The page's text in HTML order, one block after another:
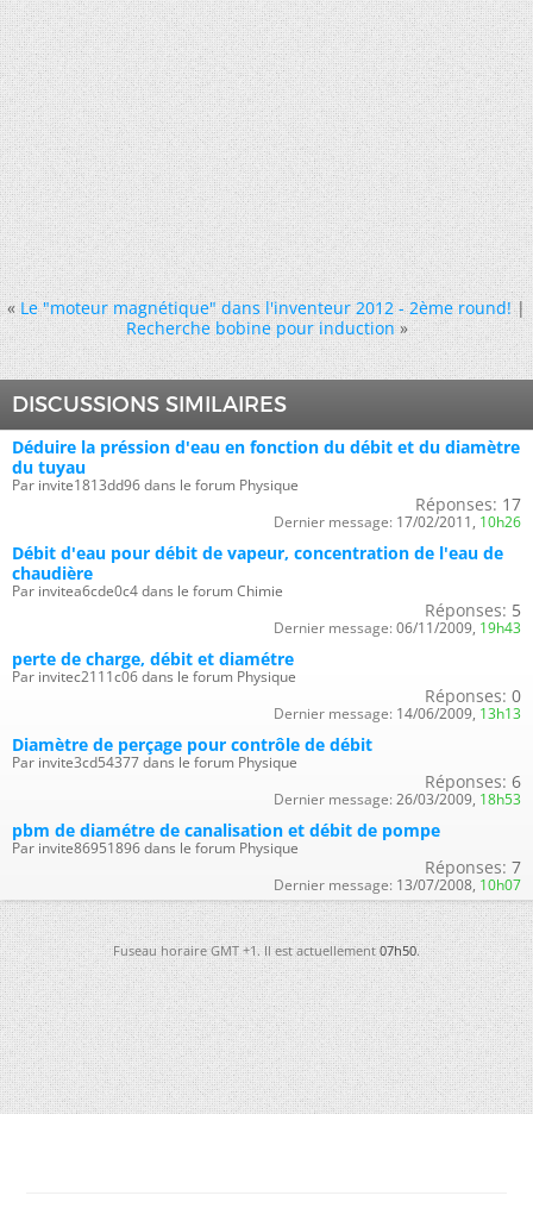
« Le "moteur magnétique" dans l'inventeur 2012 - 2ème round!|
Recherche bobine pour induction »
DISCUSSIONS SIMILAIRES
Déduire la préssion d'eau en fonction du débit et du diamètre
du tuyau
Par invite1813dd96 dans le forum Physique
Réponses: 17
Dernier message: 17/02/2011, 10h26
Débit d'eau pour débit de vapeur, concentration de l'eau de
chaudière
Par invitea6cde0c4 dans le forum Chimie
Réponses: 5
Dernier message: 06/11/2009, 19h43
perte de charge, débit et diamétre
Par invitec2111c06 dans le forum Physique
Réponses: 0
Dernier message: 14/06/2009, 13h13
Diamètre de perçage pour contrôle de débit
Par invite3cd54377 dans le forum Physique
Réponses: 6
Dernier message: 26/03/2009, 18h53
pbm de diamétre de canalisation et débit de pompe
Par invite86951896 dans le forum Physique
Réponses: 7
Dernier message: 13/07/2008, 10h07
Fuseau horaire GMT +1. Il est actuellement07h50.